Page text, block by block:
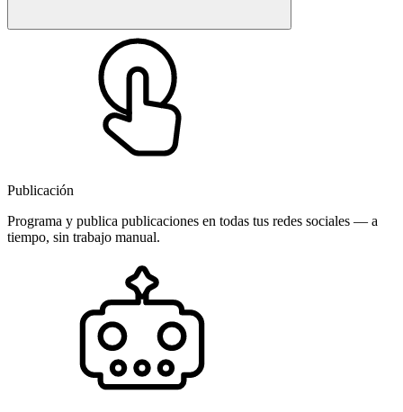
Publicación
Programa y publica publicaciones en todas tus redes sociales — a
tiempo, sin trabajo manual.